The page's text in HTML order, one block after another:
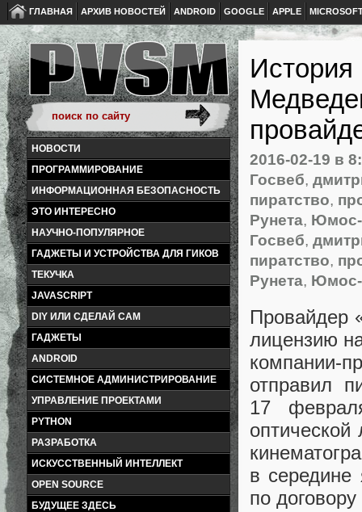
ГЛАВНАЯ АРХИВ НОВОСТЕЙ ANDROID GOOGLE APPLE
НОВОСТИ
ПРОГРАММИРОВАНИЕ
ИНФОРМАЦИОННАЯ БЕЗОПАСНОСТЬ
ЭТО ИНТЕРЕСНО
НАУЧНО-ПОПУЛЯРНОЕ
ГАДЖЕТЫ И УСТРОЙСТВА ДЛЯ ГИКОВ
ТЕКУЧКА
JAVASCRIPT
DIY ИЛИ СДЕЛАЙ САМ
ГАДЖЕТЫ
ANDROID
СИСТЕМНОЕ АДМИНИСТРИРОВАНИЕ
УПРАВЛЕНИЕ ПРОЕКТАМИ
PYTHON
РАЗРАБОТКА
ИСКУССТВЕННЫЙ ИНТЕЛЛЕКТ
OPEN SOURCE
БУДУЩЕЕ ЗДЕСЬ
2016-02-19 в
Госвеб,
пиратство,
Рунета, Юмос-
Госвеб,
пиратство,
Рунета, Юмос-
Провайдер
лицензию
отправил
17
в середине
по